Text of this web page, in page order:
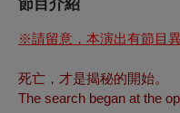
節目介紹
※請留意，本演出有節目
死亡，才是揭秘的開始。
The search began at the